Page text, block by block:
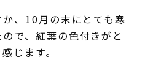
、10月の末にとても寒
で、紅葉の色付きがと
じます。